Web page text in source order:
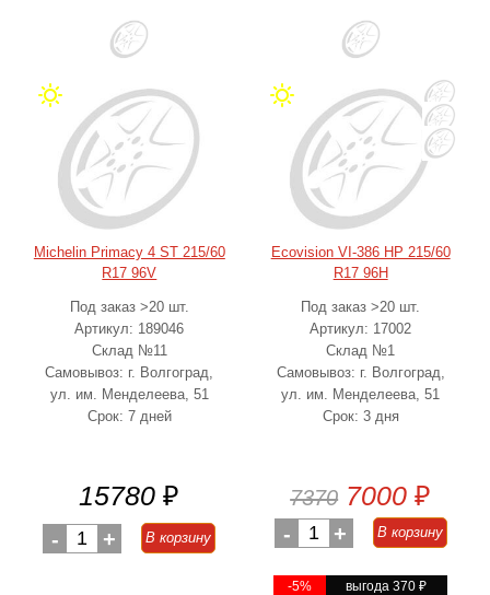
Michelin Primacy 4 ST 215/60
R17 96V
Под заказ >20 шт.
Артикул: 189046
Склад №11
Самовывоз: г. Волгоград,
ул. им. Менделеева, 51
Срок: 7 дней
15780 ₽
- 1 + В корзину
Ecovision VI-386 HP 215/60
R17 96H
Под заказ >20 шт.
Артикул: 17002
Склад №1
Самовывоз: г. Волгоград,
ул. им. Менделеева, 51
Срок: 3 дня
7370 7000 ₽
- 1 + В корзину
-5% выгода 370₽